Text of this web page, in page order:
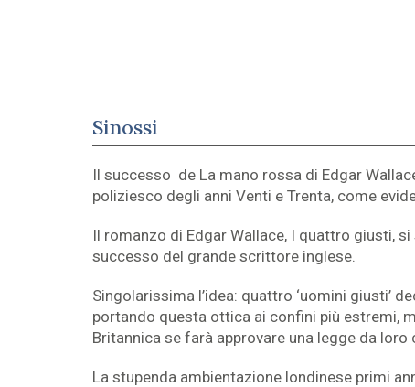
Sinossi
Il successo de La mano rossa di Edgar
poliziesco degli anni Venti e Trenta, come
Il romanzo di Edgar Wallace, I quattro giusti,
successo del grande scrittore inglese.
Singolarissima l’idea: quattro ‘uomini giusti’
portando questa ottica ai confini più estremi,
Britannica se farà approvare una legge da loro
La stupenda ambientazione londinese primi